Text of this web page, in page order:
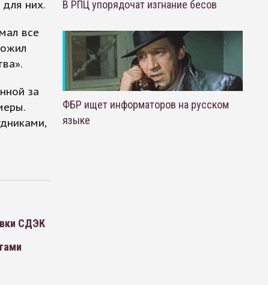
для них.
все
за
СДЭК
В РПЦ упорядочат изгнание бесов
ФБР ищет информаторов на русском
языке